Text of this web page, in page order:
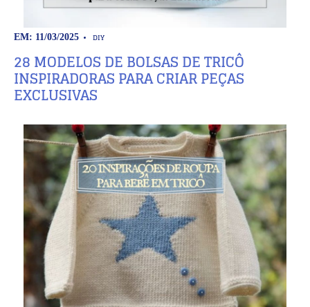
EM: 11/03/2025 DIY
28 MODELOS DE BOLSAS DE TRICÔ
INSPIRADORAS PARA CRIAR PEÇAS
EXCLUSIVAS